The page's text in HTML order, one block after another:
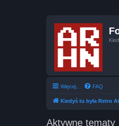
Więcej… FAQ
Kiedyś tu była Retro
Aktywne tematy